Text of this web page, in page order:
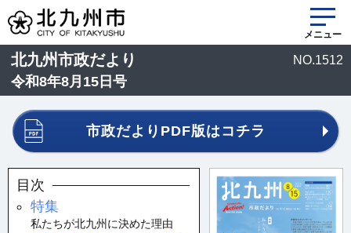
メニュー
北九州市政だより
令和8年8月15日号
NO.1512
市政だよりPDF版はコチラ
目次
特集
私たちが北九州に決めた理由